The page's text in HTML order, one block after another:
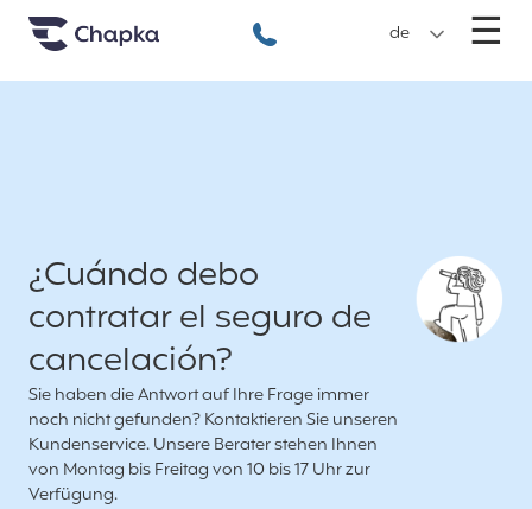
Chapka travel Insurance
+49 89 3803 5256
de ☰
¿Cuándo debo
contratar el seguro de
cancelación?
Sie haben die Antwort auf Ihre Frage immer
noch nicht gefunden? Kontaktieren Sie unseren
Kundenservice. Unsere Berater stehen Ihnen
von Montag bis Freitag von 10 bis 17 Uhr zur
Verfügung.